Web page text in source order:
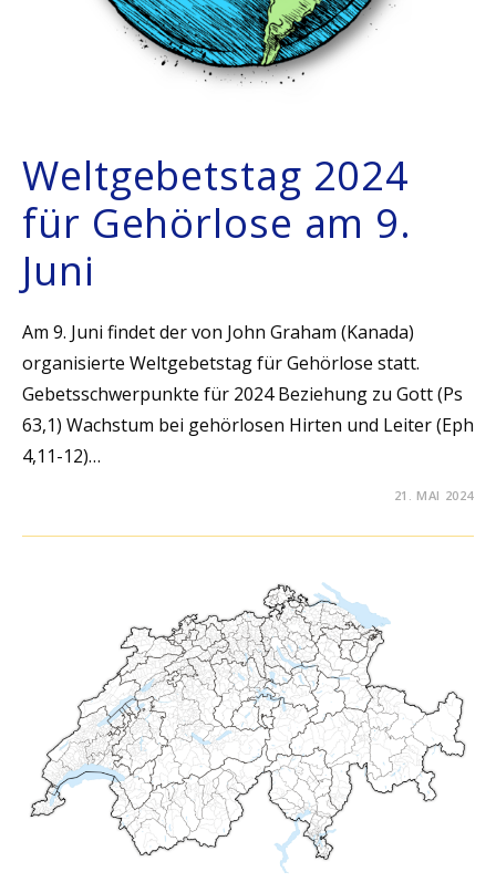
Weltgebetstag 2024
für Gehörlose am 9.
Juni
Am 9. Juni findet der von John Graham (Kanada)
organisierte Weltgebetstag für Gehörlose statt.
Gebetsschwerpunkte für 2024 Beziehung zu Gott (Ps
63,1) Wachstum bei gehörlosen Hirten und Leiter (Eph
4,11-12)…
21. MAI 2024